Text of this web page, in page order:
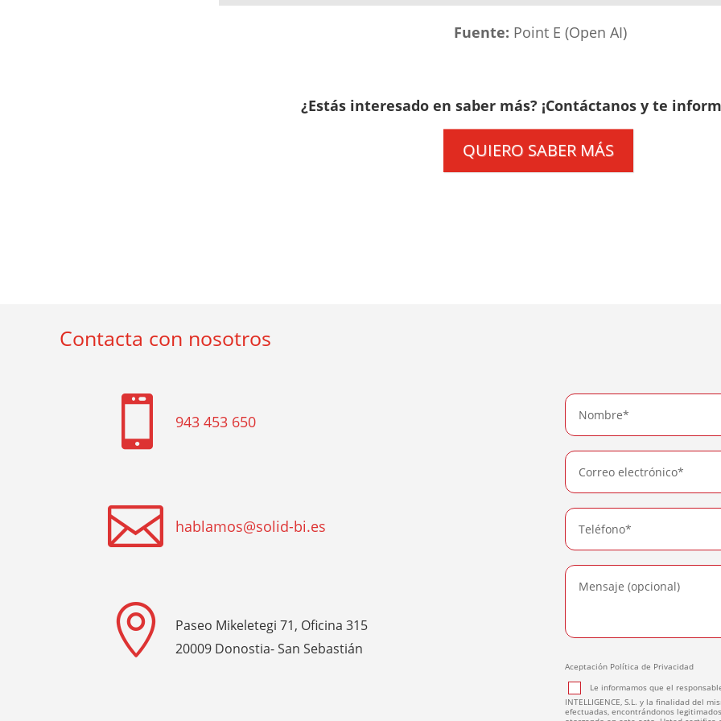
Fuente: Point E (Open AI)
¿Estás interesado en saber más? ¡Contáctanos y te
QUIERO SABER MÁS
Contacta con nosotros
 943 453 650
 hablamos@solid-bi.es

Paseo Mikeletegi 71, Oficina 315
20009 Donostia- San Sebastián
Aceptación Política de Privacidad
Le informamos que el
INTELLIGENCE, S.L. y la finalidad del
efectuadas, encontrándonos